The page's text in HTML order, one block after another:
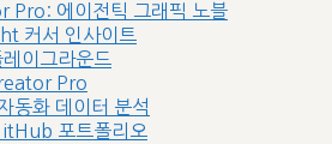
Pro: 에이전틱 그래픽 노블
커서 인사이트
이그라운드
Pro
동화 데이터 분석
포트폴리오